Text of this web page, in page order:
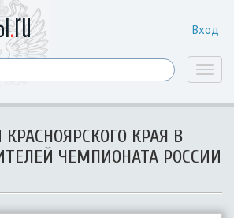
Вход
КРАЯ В
ЧЕМПИОНАТА РОССИИ